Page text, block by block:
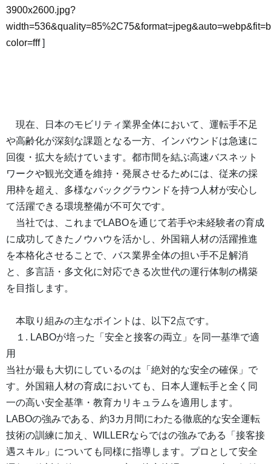
3900x2600.jpg?
color=fff]
現在、日本のモビリティ業界全体において、運転手不足
や高齢化が深刻な課題となる一方、インバウンドは急速に
回復・拡大を続けています。都市間を結ぶ高速バスネット
ワークや観光交通を維持・発展させるためには、従来の採
用枠を超え、多様なバックグラウンドを持つ人材が安心し
て活躍できる環境整備が不可欠です。
当社では、これまでLABOを通じて若手や未経験者の育成
に成功してきたノウハウを活かし、外国籍人材の活躍推進
を本格化させることで、バス業界全体の担い手不足解消
と、多言語・多文化に対応できる次世代の運行体制の構築
を目指します。
本取り組みの主なポイントは、以下2点です。
１. LABOが培った「安全と接客の両立」を同一基準で適
用
当社が最も大切にしているのは「絶対的な安全の確保」で
す。外国籍人材の育成においても、日本人運転手と全く同
一の高い安全基準・教育カリキュラムを適用します。
LABOの強みである、約3カ月間にわたる徹底的な安全運転
技術の訓練に加え、WILLERならではの強みである「接客接
遇スキル」についても同様に指導します。プロとして安全